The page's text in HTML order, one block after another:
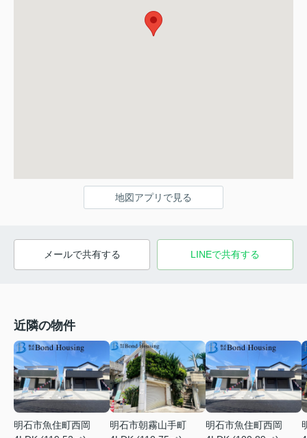
地図アプリで見る
メールで共有する LINEで共有する
近隣の物件
明石市魚住町西岡
明石市朝霧山手町
明石市魚住町西岡